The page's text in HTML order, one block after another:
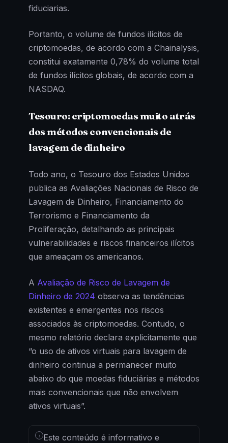
fiduciarias.
Portanto, o volume de fundos ilícitos de
criptomoedas, de acordo com a Chainalysis,
constitui exatamente 0,78% do volume total
de fundos ilícitos globais, de acordo com a
NASDAQ.
Tesouro: criptomoedas muito atrás
dos métodos convencionais de
lavagem de dinheiro
Todo ano, o Tesouro dos Estados Unidos
publica as Avaliações Nacionais de Risco de
Lavagem de Dinheiro, Financiamento do
Terrorismo e Financiamento da
Proliferação, detalhando as principais
vulnerabilidades e riscos financeiros ilícitos
que ameaçam os americanos.
A Avaliação de Risco de Lavagem de
Dinheiro de 2024 observa as tendências
existentes e emergentes nos riscos
associados às criptomoedas. Contudo, o
mesmo relatório declara explicitamente que
“o uso de ativos virtuais para lavagem de
dinheiro continua a permanecer muito
abaixo do que moedas fiduciárias e métodos
mais convencionais que não envolvem
ativos virtuais”.
i Este conteúdo é informativo e